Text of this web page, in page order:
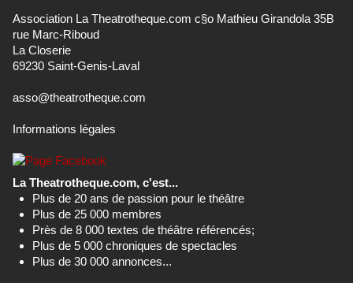
Association La Theatrotheque.com c§o Mathieu Girandola 35B
rue Marc-Riboud
La Closerie
69230 Saint-Genis-Laval
asso@theatrotheque.com
Informations légales
La Theatrotheque.com, c'est...
Plus de 20 ans de passion pour le théâtre
Plus de 25 000 membres
Près de 8 000 textes de théâtre référencés;
Plus de 5 000 chroniques de spectacles
Plus de 30 000 annonces...